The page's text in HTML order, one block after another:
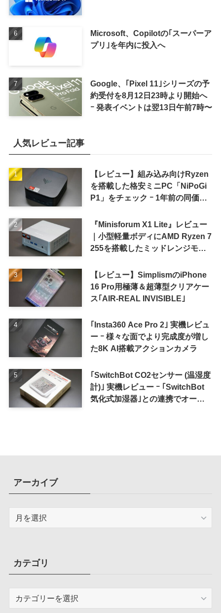
Microsoft、Copilotの｢スーパーア
プリ｣を年内に投入へ
Google、｢Pixel 11｣シリーズの予
約受付を8月12日23時より開始へ
ｰ 発表イベントは翌13日午前7時〜
人気レビュー記事
【レビュー】組み込み向けRyzen
を搭載した格安ミニPC「NiPoGi
P1」をチェック ｰ 1年前の同価格
『Minisforum X1 Lite』レビュー
｜小型軽量ボディにAMD Ryzen 7
255を搭載したミッドレンジモデ
【レビュー】SimplismのiPhone
16 Pro用極薄＆超薄型クリアケー
ス｢AIR-REAL INVISIBLE｣
｢Insta360 Ace Pro 2｣ 実機レビュ
ー ｰ 様々な面でより完成度が増し
た8K AI搭載アクションカメラ
｢SwitchBot CO2センサー (温湿度
計)｣ 実機レビュー ｰ ｢SwitchBot
気化式加湿器｣との連携でオート
アーカイブ
ブカテゴリ